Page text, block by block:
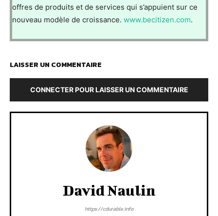
offres de produits et de services qui s’appuient sur ce
nouveau modèle de croissance. www.becitizen.com.
LAISSER UN COMMENTAIRE
CONNECTER POUR LAISSER UN COMMENTAIRE
David Naulin
https://cdurable.info